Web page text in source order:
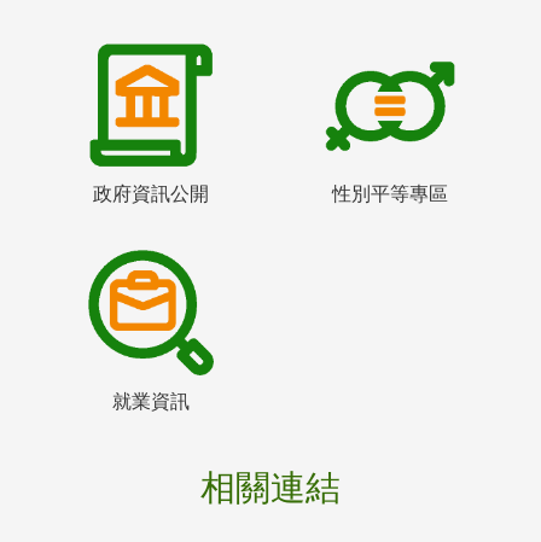
政府資訊公開 性別平等專區
就業資訊
相關連結